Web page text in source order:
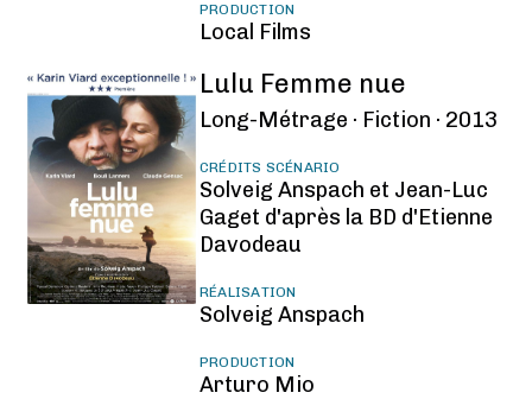
PRODUCTION
Local Films
Lulu Femme nue
Long-Métrage · Fiction · 2013
CRÉDITS SCÉNARIO
Solveig Anspach et Jean-Luc
Gaget d'après la BD d'Etienne
Davodeau
RÉALISATION
Solveig Anspach
PRODUCTION
Arturo Mio